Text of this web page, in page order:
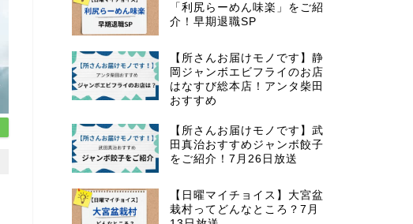
「利尻らーめん味楽」をご紹
介！早期退職SP
【所さんお届けモノです】静
岡ジャンボエビフライのお店
はなすび総本店！アンタ柴田
おすすめ
【所さんお届けモノです】武
田真治おすすめジャンボ餃子
をご紹介！7月26日放送
【日曜マイチョイス】大宮盆
栽村ってどんなところ？7月